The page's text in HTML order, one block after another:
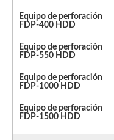
Equipo de perforación
FDP-400 HDD
Equipo de perforación
FDP-550 HDD
Equipo de perforación
FDP-1000 HDD
Equipo de perforación
FDP-1500 HDD